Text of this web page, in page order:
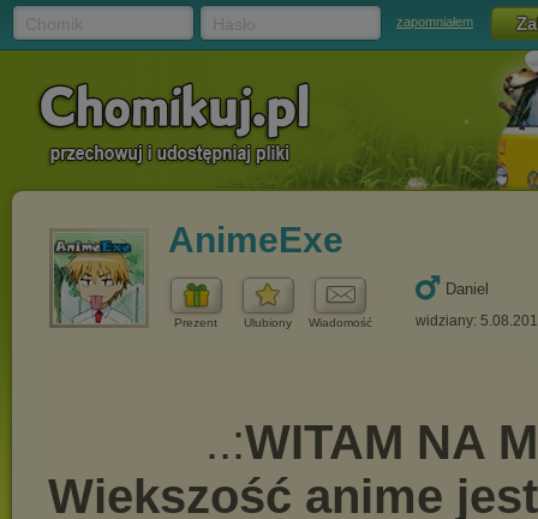
zapomniałem
AnimeExe
Prezent Ulubiony Wiadomość
Daniel
widziany: